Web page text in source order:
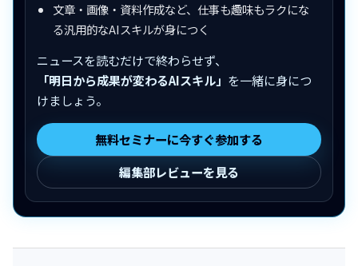
文章・画像・資料作成など、仕事も趣味もラクにな
る汎用的なAIスキルが身につく
ニュースを読むだけで終わらせず、
「明日から成果が変わるAIスキル」 を一緒に身につ
けましょう。
無料セミナーに今すぐ参加する
編集部レビューを見る